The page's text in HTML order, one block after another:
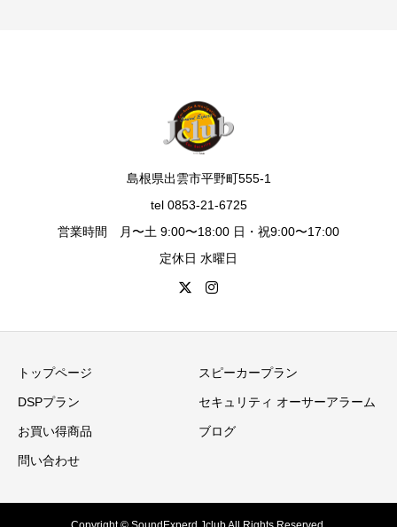
島根県出雲市平野町555-1
tel 0853-21-6725
営業時間 月〜土 9:00〜18:00 日・祝9:00〜17:00
定休日 水曜日
トップページ スピーカープラン
DSPプラン セキュリティ オーサーアラーム
お買い得商品 ブログ
問い合わせ